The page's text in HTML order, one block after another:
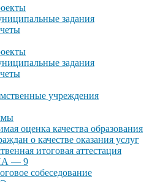
задания
задания
учреждения
оценка качества образования
о качестве оказания услуг
итоговая аттестация
— 9
собеседование